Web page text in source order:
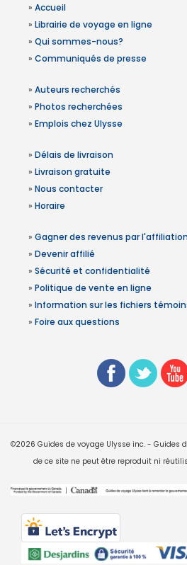
» Accueil
» Librairie de voyage en ligne
» Qui sommes-nous?
» Communiqués de presse
» Auteurs recherchés
» Photos recherchées
» Emplois chez Ulysse
» Délais de livraison
» Livraison gratuite
» Nous contacter
» Horaire
» Gagner des revenus par l'affiliation
» Devenir affilié
» Sécurité et confidentialité
» Politique de vente en ligne
» Information sur les fichiers
» Foire aux questions
©2026 Guides de voyage Ulysse inc. - Guides
de ce site ne peut être reproduit ni